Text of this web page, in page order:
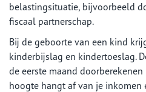
belastingsituatie, bijvoorbeeld
fiscaal partnerschap.
Bij de geboorte van een kind
kinderbijslag en kindertoeslag.
de eerste maand
hoogte hangt af van je inkomen